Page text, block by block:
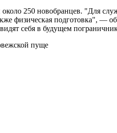
250 новобранцев. "Для
физическая подготовка",
себя в будущем